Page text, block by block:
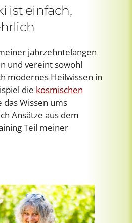
ist einfach,
jahrzehntelangen
und vereint sowohl
modernes Heilwissen in
die kosmischen
das Wissen ums
Ansätze aus dem
Teil meiner